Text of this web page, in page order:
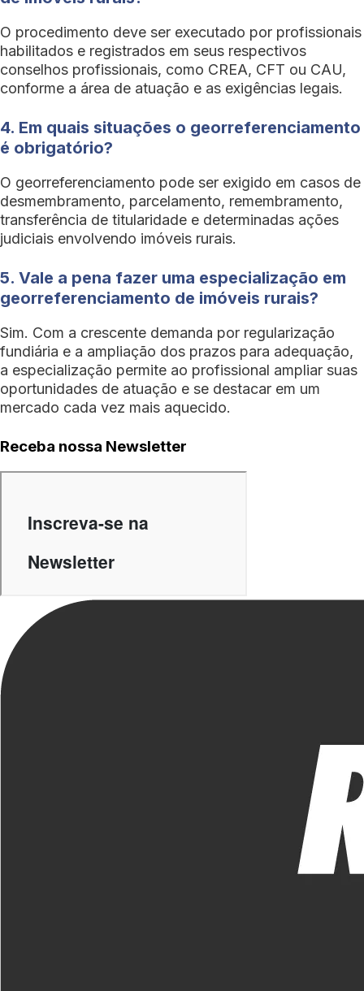
O procedimento deve ser executado por profissionais
habilitados e registrados em seus respectivos
conselhos profissionais, como CREA, CFT ou CAU,
conforme a área de atuação e as exigências legais.
4. Em quais situações o georreferenciamento
é obrigatório?
O georreferenciamento pode ser exigido em casos de
desmembramento, parcelamento, remembramento,
transferência de titularidade e determinadas ações
judiciais envolvendo imóveis rurais.
5. Vale a pena fazer uma especialização em
georreferenciamento de imóveis rurais?
Sim. Com a crescente demanda por regularização
fundiária e a ampliação dos prazos para adequação,
a especialização permite ao profissional ampliar suas
oportunidades de atuação e se destacar em um
mercado cada vez mais aquecido.
Receba nossa Newsletter